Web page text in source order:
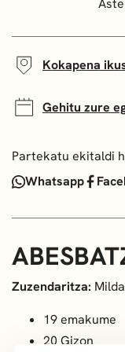
Kokapena
Gehitu zure
Partekatu ekitaldi
Whatsapp
Zuzendaritza:
19 emakume
20 Gizon